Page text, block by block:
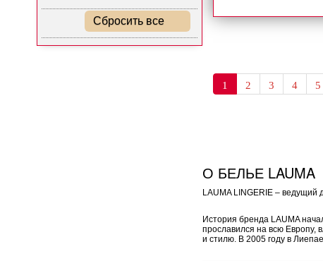
Сбросить все
1 2 3 4 5
О БЕЛЬЕ LAUMA
LAUMA LINGERIE –
История бренда LAUMA
прославился на всю Европу,
и стилю. В 2005 году в